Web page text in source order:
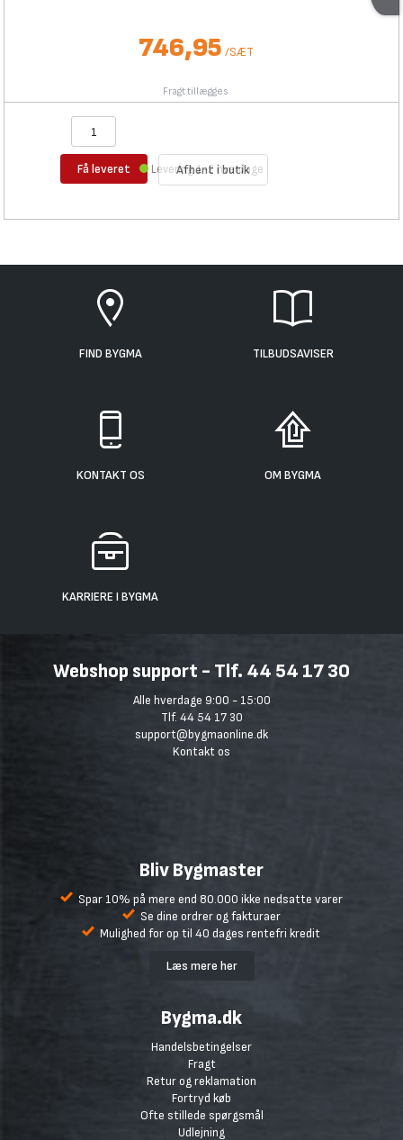
746,95 /SÆT
Fragt tillægges
Få leveret Afhent i butik
Levering 1-2 hverdage
FIND BYGMA TILBUDSAVISER
KONTAKT OS OM BYGMA
KARRIERE I BYGMA
Webshop support - Tlf. 44 54 17 30
Alle hverdage 9:00 - 15:00
Tlf. 44 54 17 30
support@bygmaonline.dk
Kontakt os
Bliv Bygmaster
Spar 10% på mere end 80.000 ikke nedsatte varer
Se dine ordrer og fakturaer
Mulighed for op til 40 dages rentefri kredit
Læs mere her
Bygma.dk
Handelsbetingelser
Fragt
Retur og reklamation
Fortryd køb
Ofte stillede spørgsmål
Udlejning